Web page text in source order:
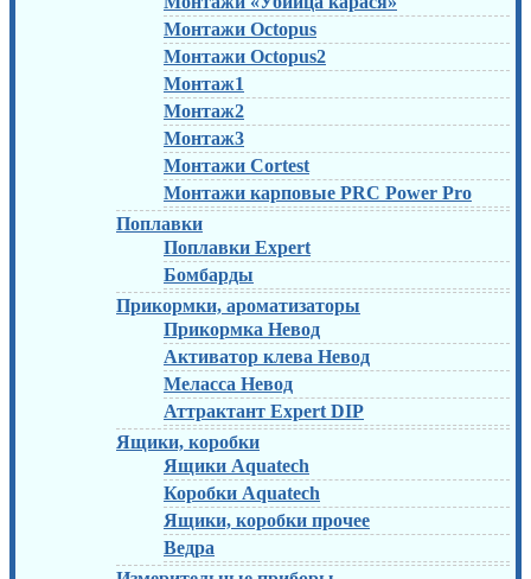
Монтажи Octopus
Монтажи Octopus2
Монтаж1
Монтаж2
Монтаж3
Монтажи Cortest
Монтажи карповые PRC Power Pro
Поплавки
Поплавки Expert
Бомбарды
Прикормки, ароматизаторы
Прикормка Невод
Активатор клева Невод
Меласса Невод
Аттрактант Expert DIP
Ящики, коробки
Ящики Aquatech
Коробки Aquatech
Ящики, коробки прочее
Ведра